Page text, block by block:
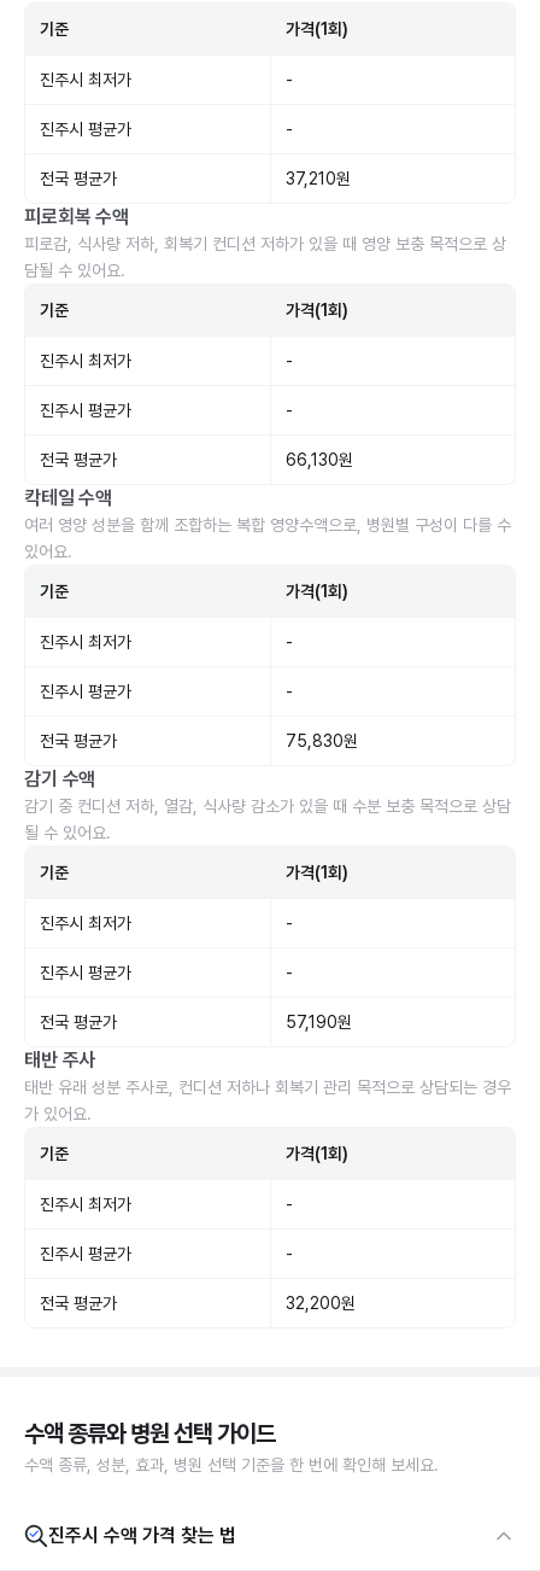
기준 가격(1회)
진주시 최저가 -
진주시 평균가 -
전국 평균가 37,210원
피로회복 수액
피로감, 식사량 저하, 회복기 컨디션 저하가 있을 때 영양 보충 목적으로 상
담될 수 있어요.
기준 가격(1회)
진주시 최저가 -
진주시 평균가 -
전국 평균가 66,130원
칵테일 수액
여러 영양 성분을 함께 조합하는 복합 영양수액으로, 병원별 구성이 다를 수
있어요.
기준 가격(1회)
진주시 최저가 -
진주시 평균가 -
전국 평균가 75,830원
감기 수액
감기 중 컨디션 저하, 열감, 식사량 감소가 있을 때 수분 보충 목적으로 상담
될 수 있어요.
기준 가격(1회)
진주시 최저가 -
진주시 평균가 -
전국 평균가 57,190원
태반 주사
태반 유래 성분 주사로, 컨디션 저하나 회복기 관리 목적으로 상담되는 경우
가 있어요.
기준 가격(1회)
진주시 최저가 -
진주시 평균가 -
전국 평균가 32,200원
수액 종류와 병원 선택 가이드
수액 종류, 성분, 효과, 병원 선택 기준을 한 번에 확인해 보세요.
진주시 수액 가격 찾는 법